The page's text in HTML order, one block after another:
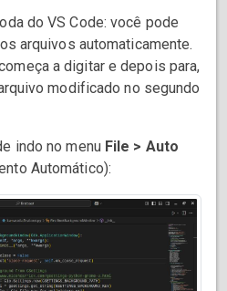
do VS Code: você pode
arquivos automaticamente.
a digitar e depois para,
modificado no segundo
indo no menu File > Auto
Automático):